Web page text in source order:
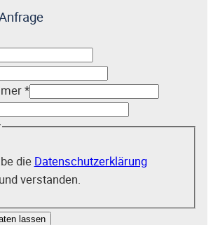
*
die Datenschutzerklärung
verstanden.
lassen